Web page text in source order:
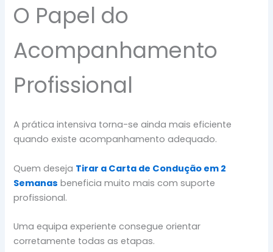
O Papel do
Acompanhamento
Profissional
A prática intensiva torna-se ainda mais eficiente
quando existe acompanhamento adequado.
Quem deseja Tirar a Carta de Condução em 2
Semanas beneficia muito mais com suporte
profissional.
Uma equipa experiente consegue orientar
corretamente todas as etapas.